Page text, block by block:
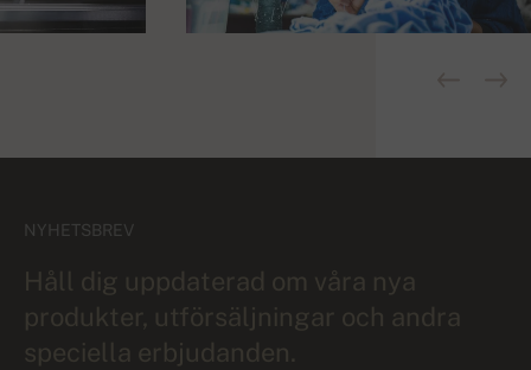
NYHETSBREV
Håll dig uppdaterad om våra nya
produkter, utförsäljningar och andra
speciella erbjudanden.